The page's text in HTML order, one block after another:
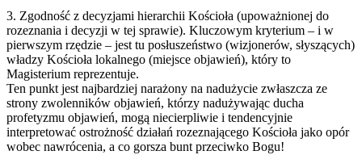
3. Zgodność z decyzjami hierarchii Kościoła (upoważnionej do
rozeznania i decyzji w tej sprawie). Kluczowym kryterium – i w
pierwszym rzędzie – jest tu posłuszeństwo (wizjonerów, słyszących)
władzy Kościoła lokalnego (miejsce objawień), który to
Magisterium reprezentuje.
Ten punkt jest najbardziej narażony na nadużycie zwłaszcza ze
strony zwolenników objawień, którzy nadużywając ducha
profetyzmu objawień, mogą niecierpliwie i tendencyjnie
interpretować ostrożność działań rozeznającego Kościoła jako opór
wobec nawrócenia, a co gorsza bunt przeciwko Bogu!